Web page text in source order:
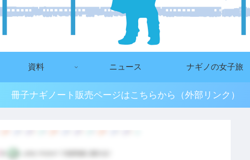
資料 ニュース ナギノの女子旅
冊子ナギノート販売ページはこちらから（外部リンク）